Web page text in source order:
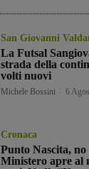
San Giovanni
La Futsal
strada della
volti nuovi
Michele Bossini 6
Cronaca
Punto Nascita,
Ministero apre al